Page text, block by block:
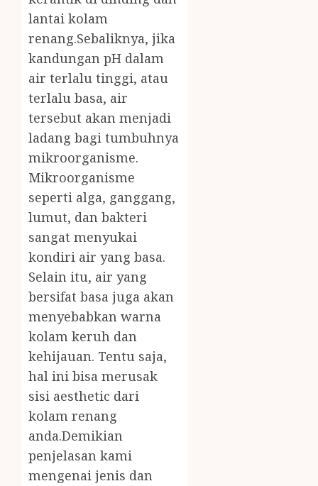
lantai kolam
renang.Sebaliknya, jika
kandungan pH dalam
air terlalu tinggi, atau
terlalu basa, air
tersebut akan menjadi
ladang bagi tumbuhnya
mikroorganisme.
Mikroorganisme
seperti alga, ganggang,
lumut, dan bakteri
sangat menyukai
kondiri air yang basa.
Selain itu, air yang
bersifat basa juga akan
menyebabkan warna
kolam keruh dan
kehijauan. Tentu saja,
hal ini bisa merusak
sisi aesthetic dari
kolam renang
anda.Demikian
penjelasan kami
mengenai jenis dan